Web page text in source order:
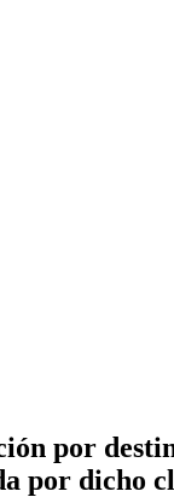
por
por dicho